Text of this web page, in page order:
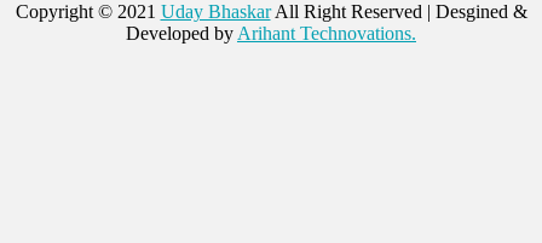
Copyright © 2021 Uday BhaskarAll Right Reserved | Desgined &
Developed by Arihant Technovations.